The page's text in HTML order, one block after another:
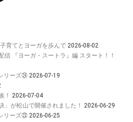
育てとヨーガを歩んで 2026-08-02
信 『ヨーガ・スートラ』編 スタート！！
リーズ㉔ 2026-07-19
！ 2026-07-04
」が松山で開催されました！ 2026-06-29
リーズ㉓ 2026-06-25